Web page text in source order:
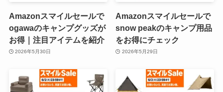
Amazonスマイルセールで
ogawaのキャンプグッズが
お得｜注目アイテムを紹介
2026年5月30日
Amazonスマイルセールで
snow peakのキャンプ用品
をお得にチェック
2026年5月29日